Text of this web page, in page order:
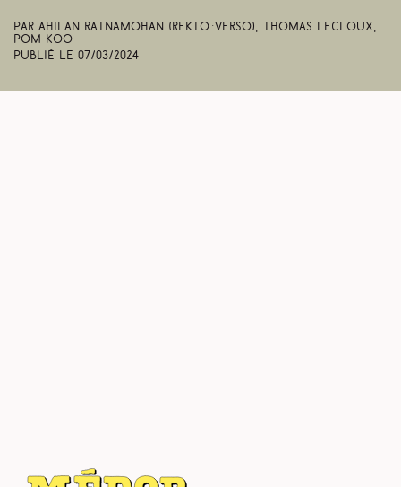
Par Ahilan Ratnamohan (rekto :verso), Thomas Lecloux,
Pom Koo
Publié le 07/03/2024